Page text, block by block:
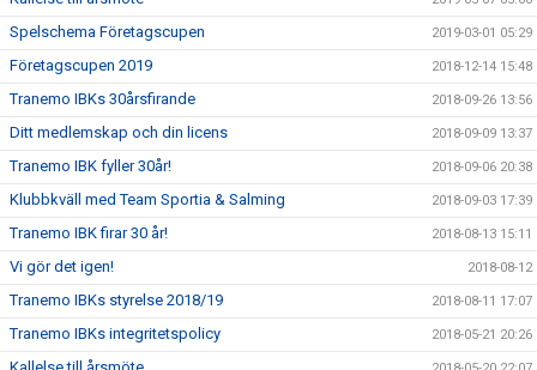
Spelschema Företagscupen 2019-03-01 05:29
Företagscupen 2019 2018-12-14 15:48
Tranemo IBKs 30årsfirande 2018-09-26 13:56
Ditt medlemskap och din licens 2018-09-09 13:37
Tranemo IBK fyller 30år! 2018-09-06 20:38
Klubbkväll med Team Sportia & Salming 2018-09-03 17:39
Tranemo IBK firar 30 år! 2018-08-13 15:11
Vi gör det igen! 2018-08-12
Tranemo IBKs styrelse 2018/19 2018-08-11 17:07
Tranemo IBKs integritetspolicy 2018-05-21 20:26